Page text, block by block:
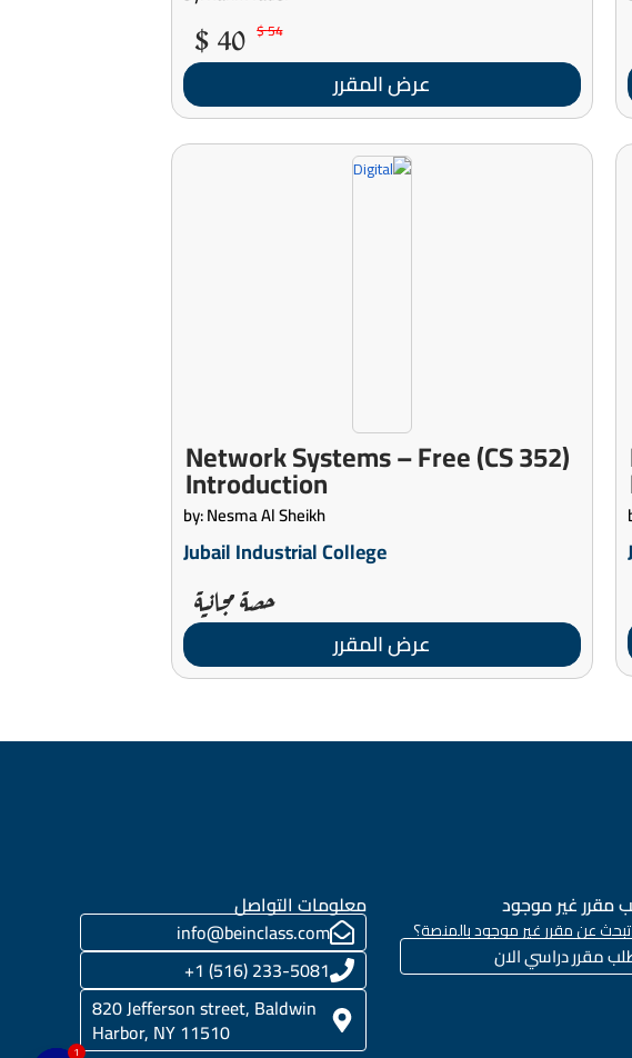
40 $ 54 $
عرض المقرر
(CS 352) Network Systems – Free
Introduction
by: Nesma Al Sheikh
Jubail Industrial College
حصة مجانية
عرض المقرر
مقرر غير موجود
عن مقرر غير موجود بالمنصة؟
مقرر دراسي الان
معلومات التواصل
info@beinclass.com
233-5081 (516) 1+
820 Jefferson street, Baldwin
Harbor, NY 11510
1